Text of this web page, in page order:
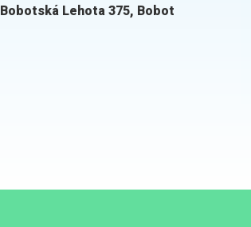
Bobotská Lehota 375, Bobot